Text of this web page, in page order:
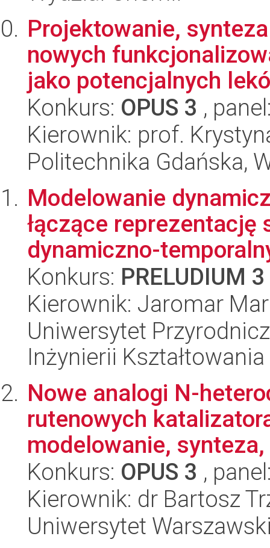
Projektowanie,
nowych
jako potencjalnych
Konkurs: OPUS 3 ,
Kierownik: prof.
Politechnika Gdańska,
Modelowanie
łączące
dynamiczno-
Konkurs: PRELUDIUM 3
Kierownik: Jaromar
Uniwersytet
Inżynierii
Nowe analogi N-
rutenowych
modelowanie,
Konkurs: OPUS 3 ,
Kierownik: dr Bartosz
Uniwersytet